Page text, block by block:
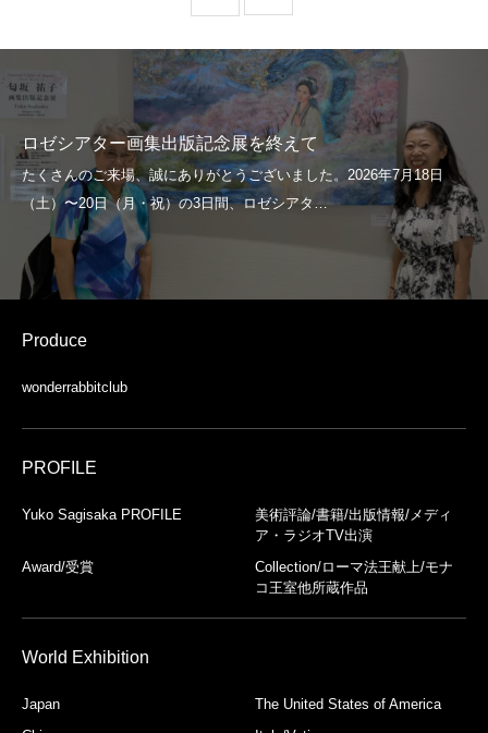
ロゼシアター画集出版記念展を終えて
Produce
wonderrabbitclub
PROFILE
Yuko Sagisaka PROFILE
美術評論/書籍/出版情報/メディ
ア・ラジオTV出演
Award/受賞
Collection/ローマ法王献上/モナ
コ王室他所蔵作品
World Exhibition
Japan
The United States of America